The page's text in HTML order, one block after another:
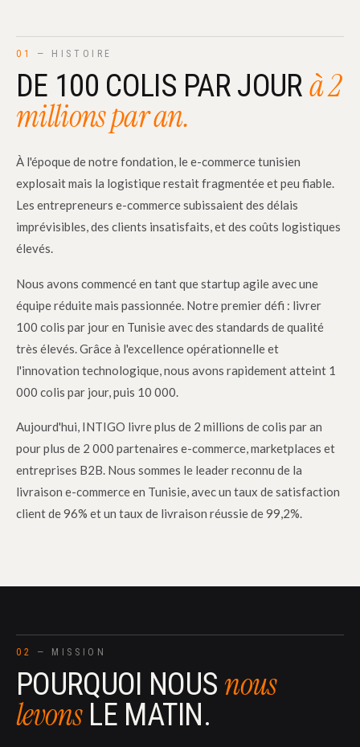
01 — HISTOIRE
DE 100 COLIS PAR JOUR à 2
millions par an.
À l'époque de notre fondation, le e-commerce tunisien
explosait mais la logistique restait fragmentée et peu fiable.
Les entrepreneurs e-commerce subissaient des délais
imprévisibles, des clients insatisfaits, et des coûts logistiques
élevés.
Nous avons commencé en tant que startup agile avec une
équipe réduite mais passionnée. Notre premier défi : livrer
100 colis par jour en Tunisie avec des standards de qualité
très élevés. Grâce à l'excellence opérationnelle et
l'innovation technologique, nous avons rapidement atteint 1
000 colis par jour, puis 10 000.
Aujourd'hui, INTIGO livre plus de 2 millions de colis par an
pour plus de 2 000 partenaires e-commerce, marketplaces et
entreprises B2B. Nous sommes le leader reconnu de la
livraison e-commerce en Tunisie, avec un taux de satisfaction
client de 96% et un taux de livraison réussie de 99,2%.
02 — MISSION
POURQUOI NOUS nous
levonsLE MATIN.